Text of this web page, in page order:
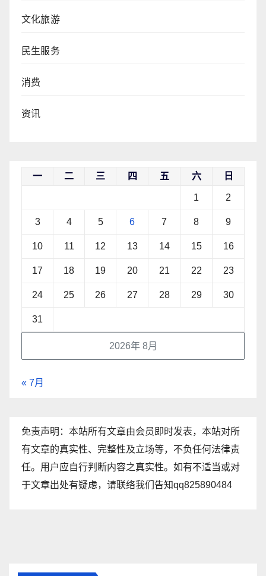
文化旅游
民生服务
消费
资讯
2026年 8月
一 二 三 四 五 六 日
1 2
3 4 5 6 7 8 9
10 11 12 13 14 15 16
17 18 19 20 21 22 23
24 25 26 27 28 29 30
31
« 7月
免责声明：本站所有文章由会员即时发表，本站对所
有文章的真实性、完整性及立场等，不负任何法律责
任。用户应自行判断内容之真实性。如有不适当或对
于文章出处有疑虑，请联络我们告知qq825890484